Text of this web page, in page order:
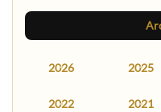
2026 2025
2022 2021